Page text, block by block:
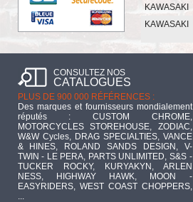
KAWASAKI
KAWASAKI
CONSULTEZ NOS
CATALOGUES
PLUS DE 900 000 RÉFÉRENCES :
Des marques et fournisseurs mondialement
réputés : CUSTOM CHROME,
MOTORCYCLES STOREHOUSE, ZODIAC,
W&W Cycles, DRAG SPECIALTIES, VANCE
& HINES, ROLAND SANDS DESIGN, V-
TWIN - LE PERA, PARTS UNLIMITED, S&S -
TUCKER ROCKY, KURYAKYN, ARLEN
NESS, HIGHWAY HAWK, MOON -
EASYRIDERS, WEST COAST CHOPPERS,
...